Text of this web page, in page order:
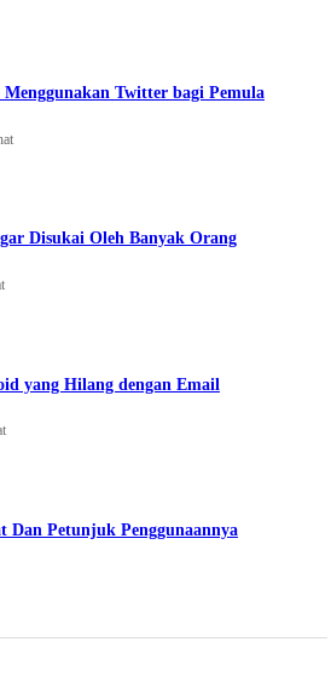
Twitter bagi Pemula
Disukai Oleh Banyak Orang
yang Hilang dengan Email
Dan Petunjuk Penggunaannya